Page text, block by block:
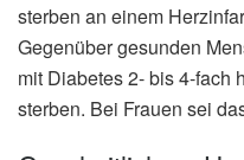
sterben an einem
Gegenüber gesunden
mit Diabetes 2- bis 4-fach
sterben. Bei Frauen sei